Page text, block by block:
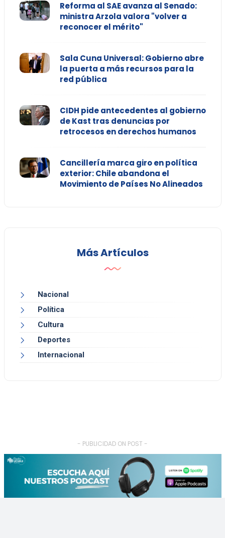
Reforma al SAE avanza al Senado:
ministra Arzola valora "volver a
reconocer el mérito"
Sala Cuna Universal: Gobierno abre
la puerta a más recursos para la
red pública
CIDH pide antecedentes al gobierno
de Kast tras denuncias por
retrocesos en derechos humanos
Cancillería marca giro en política
exterior: Chile abandona el
Movimiento de Países No Alineados
Más Artículos
Nacional
Política
Cultura
Deportes
Internacional
- PUBLICIDAD ON POST -